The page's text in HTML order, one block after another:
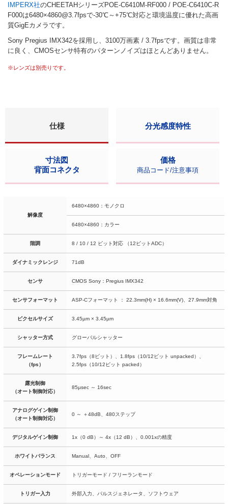
IMPERX社のCHEETAHシリーズPOE-C6410M-RF000 / POE-C6410C-R
F000は6480×4860@3.7fpsで-30℃～+75℃対応と環境温度に優れた高画
質GigEカメラです。
Sony Pregius IMX342を採用し、3100万画素 / 3.7fpsです。画質は非常
に良く、CMOSセンサ特有のパターンノイズはほとんどありません。
※レンズは別売りです。
仕様 分光感度特性
寸法図
背面コネクタ
価格
商品コード/注意事項
解像度
6480×4860：モノクロ
6480×4860：カラー
階調 8 / 10 / 12 ビット対応 （12ビットADC）
ダイナミックレンジ 71dB
センサ CMOS Sony：Pregius IMX342
センサフォーマット ASP-Cフォーマット ： 22.3mm(H) × 16.6mm(V)、27.9mm対角
ピクセルサイズ 3.45µm × 3.45µm
シャッター方式 グローバルシャッター
フレームレート
（fps）
3.7fps（8ビット）、1.8fps（10/12ビット unpacked）、
2.5fps（10/12ビット packed）
露光制御
（オート制御対応）
85µsec ～ 16sec
アナログゲイン制御
（オート制御対応）
0 ～ ＋48dB、480ステップ
デジタルゲイン制御 1x（0 dB）～ 4x（12 dB）、0.001xの精度
ホワイトバランス Manual、Auto、OFF
オペレーションモード トリガーモード / フリーランモード
トリガー入力 外部入力、パルスジェネレータ、ソフトウェア